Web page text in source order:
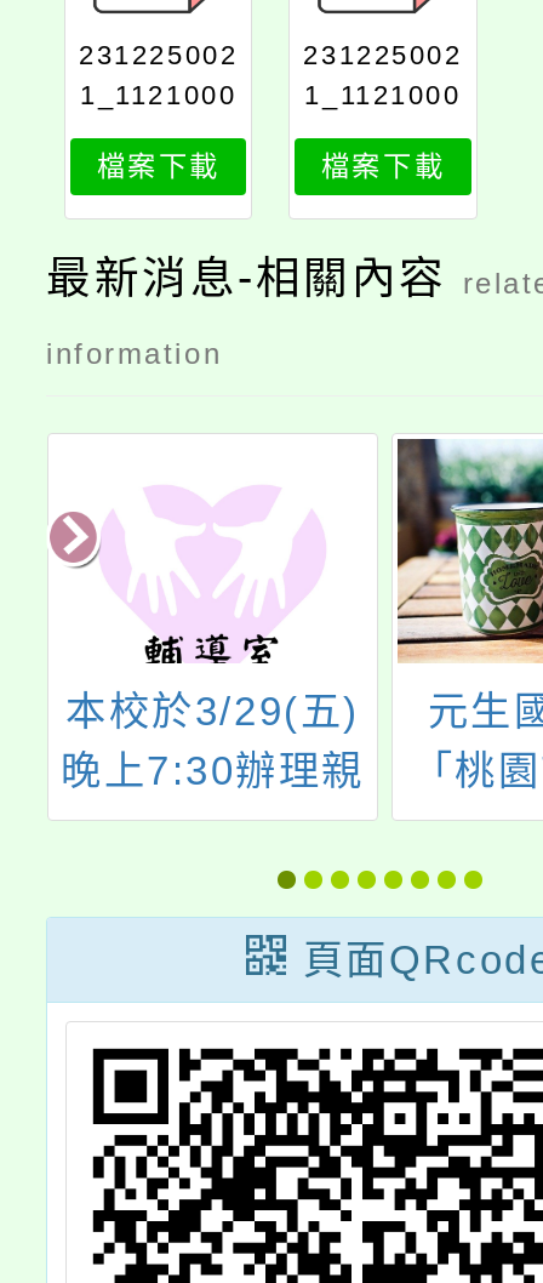
231225002
1_1121000
297_attach
1
檔案下載
231225002
1_1121000
297_print
檔案下載
最新消息-相關內容
information
本校於3/29(五)
晚上7:30辦理親
職教育講座：正
向教養心法，歡
迎家長、教師、
社區人士參與！
元生
「桃
度加
員及
能研
勵所
長及
踴躍
頁面